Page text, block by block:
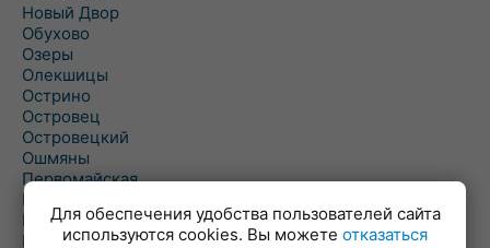
Новый Двор
Обухово
Озеры
Олекшицы
Острино
Островец
Островецкий
Ошмяны
Первомайская
Первомайский
Пески
Петревичи
Для обеспечения удобства пользователей сайта
используются cookies. Вы можете отказаться